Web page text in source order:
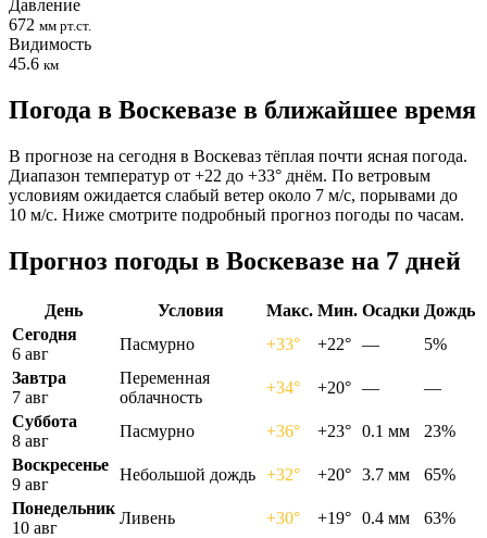
Давление
672 мм рт.ст.
Видимость
45.6 км
Погода в Воскевазе в ближайшее время
В прогнозе на сегодня в Воскеваз тёплая почти ясная погода.
Диапазон температур от +22 до +33° днём. По ветровым
условиям ожидается слабый ветер около 7 м/с, порывами до
10 м/с. Ниже смотрите подробный прогноз погоды по часам.
Прогноз погоды в Воскевазе на 7 дней
День Условия Макс. Мин. Осадки Дождь
Сегодня
6 авг
Пасмурно +33° +22° —
5%
Завтра
7 авг
Переменная
облачность
+34° +20° —
—
Суббота
8 авг
Пасмурно +36° +23° 0.1 мм
23%
Воскресенье
9 авг
Небольшой дождь +32° +20° 3.7 мм
65%
Понедельник
10 авг
Ливень +30° +19° 0.4 мм
63%